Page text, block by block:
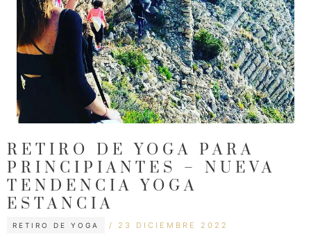
RETIRO DE YOGA PARA
PRINCIPIANTES – NUEVA
TENDENCIA YOGA
ESTANCIA
RETIRO DE YOGA
23 DICIEMBRE 2022